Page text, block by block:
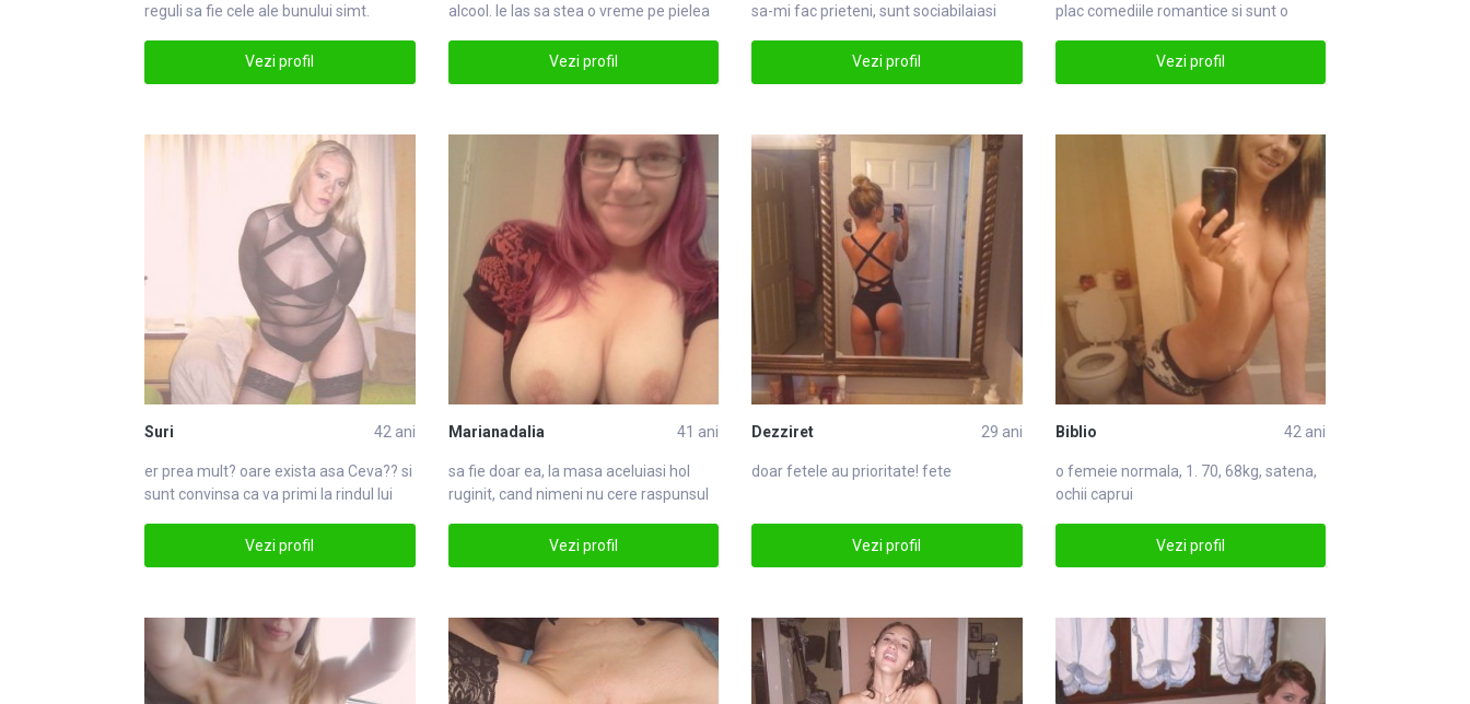
reguli sa fie cele ale bunului simt.
Vezi profil
alcool. le las sa stea o vreme pe pielea
Vezi profil
sa-mi fac prieteni, sunt sociabilaiasi
Vezi profil
plac comediile romantice si sunt o
Vezi profil
Suri 42 ani
er prea mult? oare exista asa Ceva?? si
sunt convinsa ca va primi la rindul lui
Vezi profil
Marianadalia 41 ani
sa fie doar ea, la masa aceluiasi hol
ruginit, cand nimeni nu cere raspunsul
Vezi profil
Dezziret 29 ani
doarfete le au prioritate! fete
Vezi profil
Biblio 42 ani
o femeie normala, 1. 70, 68kg, satena,
ochii caprui
Vezi profil